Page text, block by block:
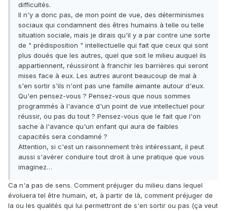
difficultés.
Il n'y a donc pas, de mon point de vue, des déterminismes
sociaux qui condamnent des êtres humains à telle ou telle
situation sociale, mais je dirais qu'il y a par contre une sorte
de " prédisposition " intellectuelle qui fait que ceux qui sont
plus doués que les autres, quel que soit le milieu auquel ils
appartiennent, réussiront à franchir les barrières qui seront
mises face à eux. Les autres auront beaucoup de mal à
s'en sortir s'ils n'ont pas une famille aimante autour d'eux.
Qu'en pensez-vous ? Pensez-vous que nous sommes
programmés à l'avance d'un point de vue intellectuel pour
réussir, ou pas du tout ? Pensez-vous que le fait que l'on
sache à l'avance qu'un enfant qui aura de faibles
capacités sera condamné ?
Attention, si c'est un raisonnement très intéressant, il peut
aussi s'avérer conduire tout droit à une pratique que vous
imaginez…
Ca n'a pas de sens. Comment préjuger du milieu dans lequel
évoluera tel être humain, et, à partir de là, comment préjuger de
la ou les qualités qui lui permettront de s'en sortir ou pas (ça veut